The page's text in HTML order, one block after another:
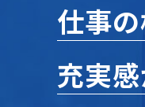
仕事
充実感